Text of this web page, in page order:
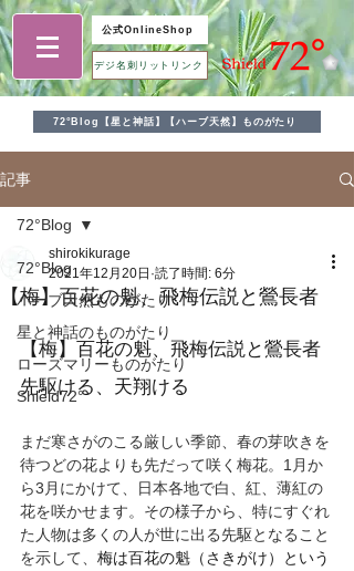
公式OnlineShop
デジ名刺リットリンク
72°Blog【星と神話】【ハーブ天然】ものがたり
記事
72°Blog
ハーブ天然ものがたり
星と神話のものがたり
ローズマリーものがたり
Shield72°
72°Blog
【梅】百花の魁、飛梅伝説と鶯長者
shirokikurage
2021年12月20日 読了時間: 6分
【梅】百花の魁、飛梅伝説と鶯長者
先駆ける、天翔ける
まだ寒さがのこる厳しい季節、春の芽吹きを
待つどの花よりも先だって咲く梅花。1月か
ら3月にかけて、日本各地で白、紅、薄紅の
花を咲かせます。その様子から、特にすぐれ
た人物は多くの人が世に出る先駆となること
を示して、 梅は百花の魁（さきがけ）という